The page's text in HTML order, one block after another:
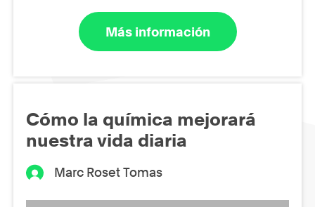
Más información
Cómo la química mejorará
nuestra vida diaria
Marc Roset Tomas